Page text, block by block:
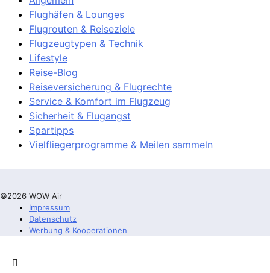
Flughäfen & Lounges
Flugrouten & Reiseziele
Flugzeugtypen & Technik
Lifestyle
Reise-Blog
Reiseversicherung & Flugrechte
Service & Komfort im Flugzeug
Sicherheit & Flugangst
Spartipps
Vielfliegerprogramme & Meilen sammeln
©2026 WOW Air
Impressum
Datenschutz
Werbung & Kooperationen